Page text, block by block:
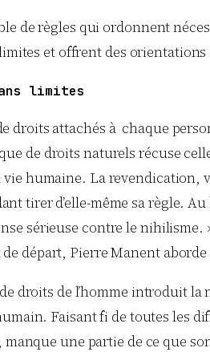
de règles qui ordonnent
et offrent des
limites
droits attachés à chaque
de droits naturels récuse
humaine. La revendication,
tirer d’elle-même sa règle.
sérieuse contre le nihilisme.
départ, Pierre Manent
droits de l’homme introduit la
Faisant fi de toutes les
manque une partie de ce que